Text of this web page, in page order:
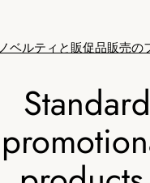
ノベルティと販促品販売の
Standard